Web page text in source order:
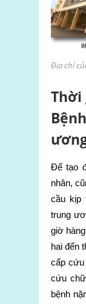
Địa chỉ
Thời
Để tạo
nhân,
cầu kịp
trung
giờ
hai đến
cấp cứu
cứu
bệnh